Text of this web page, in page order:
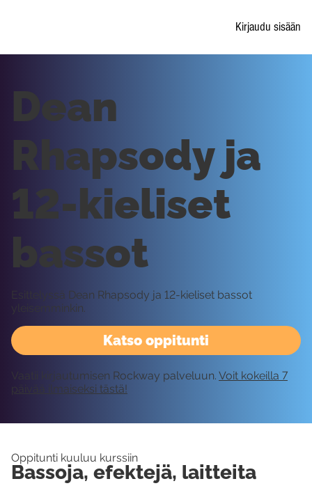
Kirjaudu sisään
Katso oppitunti
Dean
Rhapsody ja
12-kieliset
bassot
Esittelyssä Dean Rhapsody ja 12-kieliset bassot
yleisemminkin.
Vaatii kirjautumisen Rockway palveluun. Voit kokeilla 7
päivää ilmaiseksi tästä!
Oppitunti kuuluu kurssiin
Bassoja, efektejä, laitteita